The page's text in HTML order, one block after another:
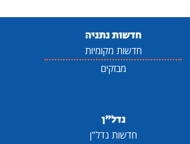
חדשות נתניה
חדשות מקומיות
מבזקים
נדל"ן
חדשות נדל"ן